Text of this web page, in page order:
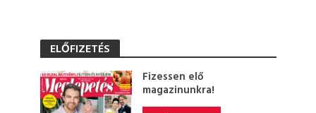
ELŐFIZETÉS
Fizessen elő
magazinunkra!